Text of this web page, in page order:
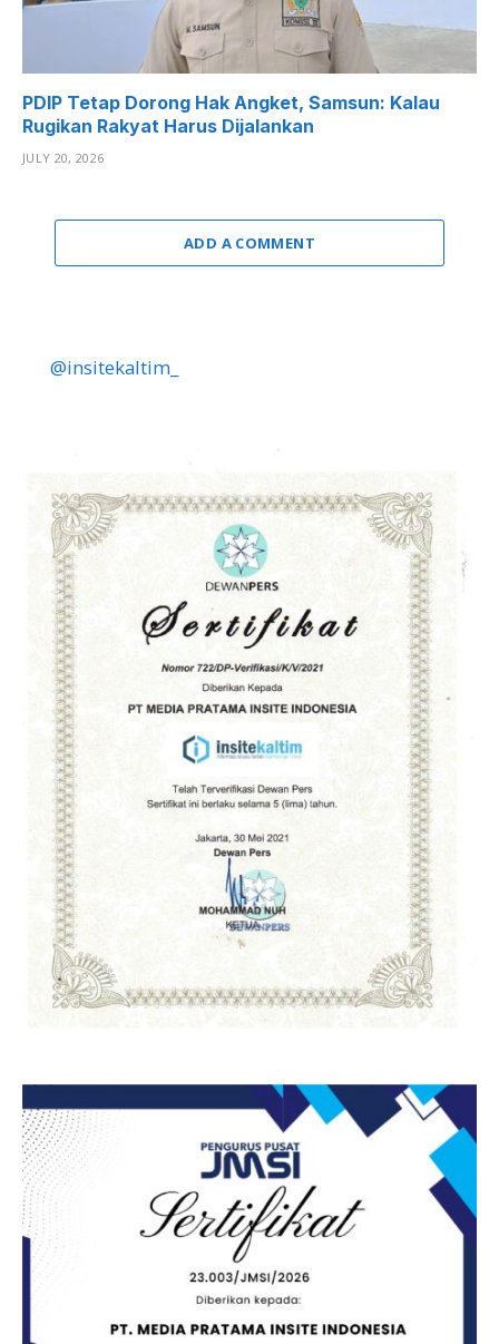
PDIP Tetap Dorong Hak Angket, Samsun: Kalau
Rugikan Rakyat Harus Dijalankan
JULY 20, 2026
ADD A COMMENT
@insitekaltim_